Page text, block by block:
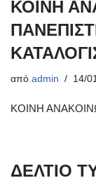
ΚΟΙΝΗ
από admin 14/
ΚΟΙΝΗ
ΔΕΛΤΙΟ